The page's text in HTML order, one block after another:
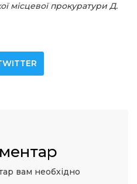
прокуратури Д.
вам необхідно